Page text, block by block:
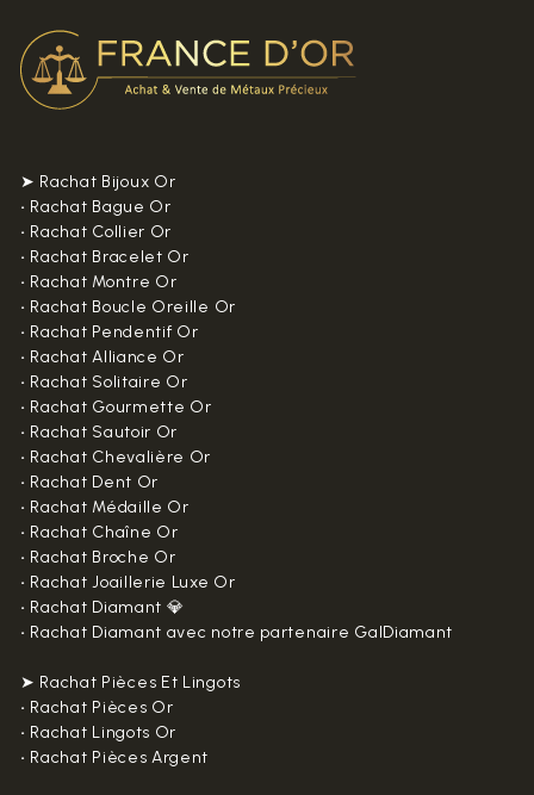
➤ Rachat Bijoux Or
• Rachat Bague Or
• Rachat Collier Or
• Rachat Bracelet Or
• Rachat Montre Or
• Rachat Boucle Oreille Or
• Rachat Pendentif Or
• Rachat Alliance Or
• Rachat Solitaire Or
• Rachat Gourmette Or
• Rachat Sautoir Or
• Rachat Chevalière Or
• Rachat Dent Or
• Rachat Médaille Or
• Rachat Chaîne Or
• Rachat Broche Or
• Rachat Joaillerie Luxe Or
• Rachat Diamant 💎
• Rachat Diamant avec notre partenaire GalDiamant
➤ Rachat Pièces Et Lingots
• Rachat Pièces Or
• Rachat Lingots Or
• Rachat Pièces Argent